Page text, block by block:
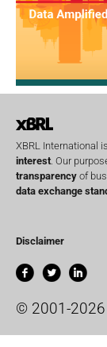
XBRL International
interest. Our
transparency of
data exchange
Disclaimer
© 2001-2026